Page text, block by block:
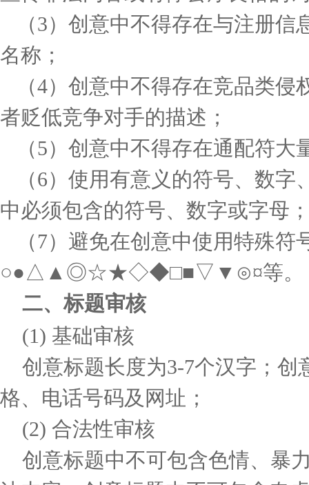
（3）创意中不得存在与注册信
名称；
（4）创意中不得存在竞品类侵
者贬低竞争对手的描述；
（5）创意中不得存在通配符大
（6）使用有意义的符号、数字
中必须包含的符号、数字或字母
（7）避免在创意中使用特殊符
○●△▲◎☆★◇◆□■▽▼⊙¤等。
二、标题审核
(1) 基础审核
创意标题长度为3-7个汉字； 创
格、电话号码及网址；
(2) 合法性审核
创意标题中不可包含色情、暴